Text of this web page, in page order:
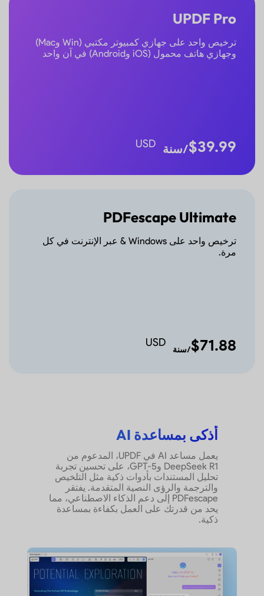
UPDF Pro
ترخيص واحد على جهازي كمبيوتر مكتبي (Win وMac)
وجهازي هاتف محمول (iOS وAndroid) في آن واحد
USD $39.99 /سنة
PDFescape Ultimate
ترخيص واحد على Windows & عبر الإنترنت في كل
مرة.
USD $71.88/سنة
أذكى بمساعدة AI
يعمل مساعد AI في UPDF، المدعوم من
DeepSeek R1 وGPT-5، على تحسين تجربة
تحليل المستندات بأدوات ذكية مثل التلخيص
والترجمة والرؤى النصية المتقدمة. يفتقر
PDFescape إلى دعم الذكاء الاصطناعي، مما
يحد من قدرتك على العمل بكفاءة بمساعدة
ذكية.